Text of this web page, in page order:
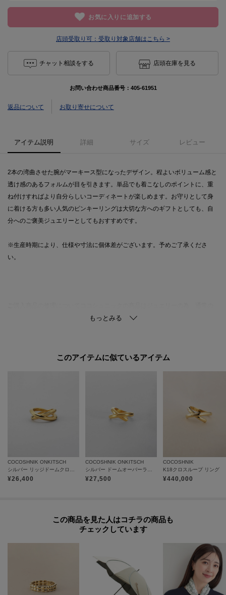
お気に入りに追加する
店頭受取り可： 受取り対象店舗はこちら >
チャット相談をする 店頭在庫を見る
お問い合わせ商品番号： 405-61951
返品について お取り寄せについて
アイテム説明 詳細 サイズ レビュー
2本の湾曲させた腕がマーキース型になったデザイン。程よいボリューム感と
透け感のあるフォルムが目を引きます。単品でも着こなしのポイントに、重
ね付けすればより自分らしいコーディネートが楽しめます。お守りとして身
に着ける方も多い人気のピンキーリングは大切な方へのギフトとしても、自
分へのご褒美ジュエリーとしてもおすすめです。
※生産時期により、仕様や寸法に個体差がございます。予めご了承くださ
い。
お直しセンターでの修理の対応ができません。商品と品質証明書をご持参い
ショップ検索でご確認お願い致します。
Can Cam 4月号 掲載
このアイテムに似ているアイテム
COCOSHNIK ONKITSCH
シルバー リッジドームクロスリング GP
¥26,400
COCOSHNIK ONKITSCH
シルバー ドームオーバーラップリング GP
¥27,500
COCOSHNIK
K18クロスループ リング
¥440,000
この商品を見た人はコチラの商品も
チェックしています